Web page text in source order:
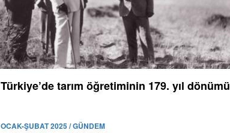
Türkiye’de tarım öğretiminin 179. yıl dönümü
OCAK-ŞUBAT 2025 / GÜNDEM